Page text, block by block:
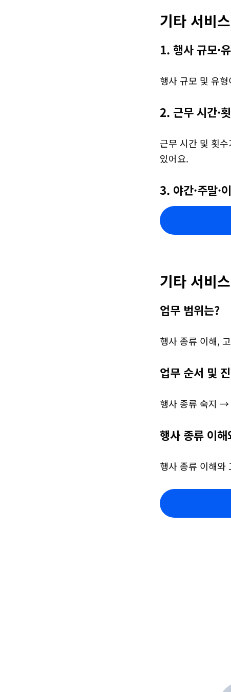
기타 서비
1. 행사 규모·
행사 규모 및 유
2. 근무 시간·
근무 시간 및 횟
있어요.
3. 야간·주말·
기타 서비
업무 범위는?
행사 종류 이해,
업무 순서 및
행사 종류 숙지 →
행사 종류 이
행사 종류 이해와